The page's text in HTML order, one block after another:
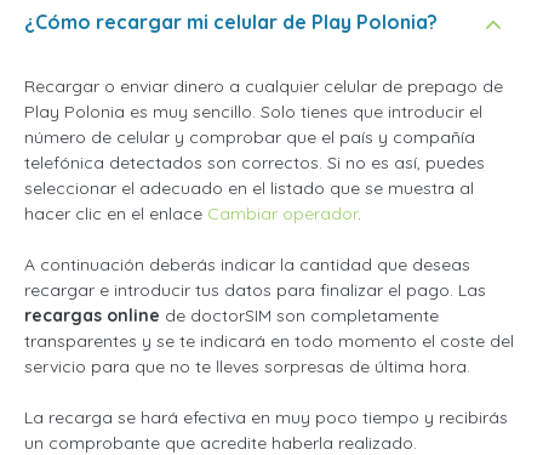
¿Cómo recargar mi celular de Play Polonia?
Recargar o enviar dinero a cualquier celular de prepago de
Play Polonia es muy sencillo. Solo tienes que introducir el
número de celular y comprobar que el país y compañía
telefónica detectados son correctos. Si no es así, puedes
seleccionar el adecuado en el listado que se muestra al
hacer clic en el enlace Cambiar operador.
A continuación deberás indicar la cantidad que deseas
recargar e introducir tus datos para finalizar el pago. Las
recargas online de doctorSIM son completamente
transparentes y se te indicará en todo momento el coste del
servicio para que no te lleves sorpresas de última hora.
La recarga se hará efectiva en muy poco tiempo y recibirás
un comprobante que acredite haberla realizado.